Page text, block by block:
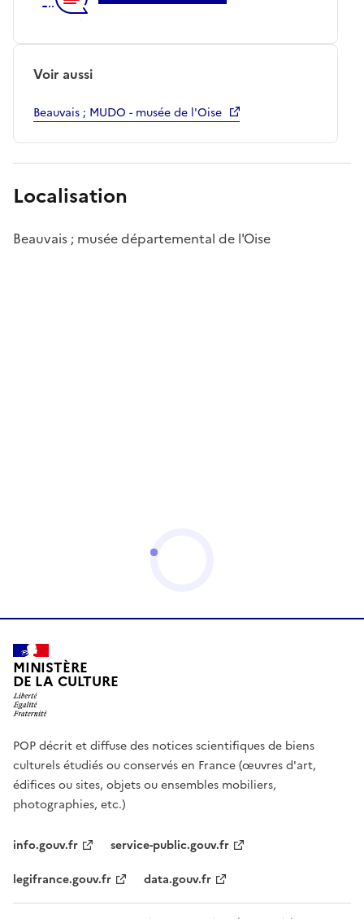
Voir aussi
Beauvais ; MUDO - musée de l'Oise
Localisation
Beauvais ; musée départemental de l'Oise
MINISTÈRE
DE LA CULTURE
POP décrit et diffuse des notices scientifiques de biens
culturels étudiés ou conservés en France (œuvres d'art,
édifices ou sites, objets ou ensembles mobiliers,
photographies, etc.)
info.gouv.fr
service-public.gouv.fr
legifrance.gouv.fr
data.gouv.fr